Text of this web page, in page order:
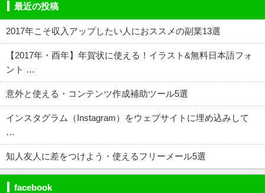
最近の投稿
2017年こそ収入アップしたい人におススメの副業13選
【2017年・酉年】年賀状に使える！イラスト&無料日本語フォ
ント …
意外と使える・コンテンツ作成補助ツール5選
インスタグラム（Instagram）をウェブサイトに埋め込みして
…
知人友人に差をつけよう・使えるフリーメール5選
facebook